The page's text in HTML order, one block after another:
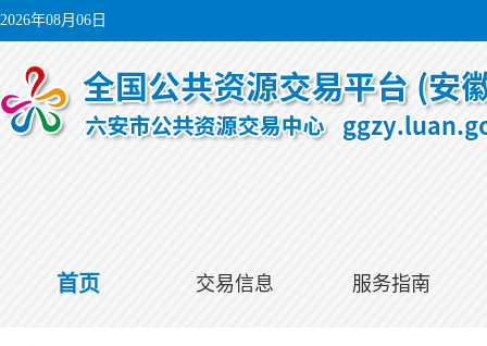
2026年08月06日
首页 交易信息 服务指南